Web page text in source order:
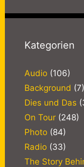
Kategorien
Audio (106)
Background (7)
Dies und Das
On Tour (248)
Photo (84)
Radio (33)
The Story